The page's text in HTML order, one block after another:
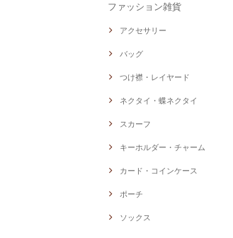
ファッション雑貨
アクセサリー
バッグ
つけ襟・レイヤード
ネクタイ・蝶ネクタイ
スカーフ
キーホルダー・チャーム
カード・コインケース
ポーチ
ソックス